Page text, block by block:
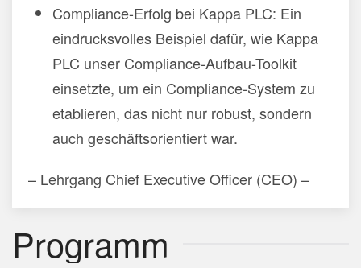
Compliance-Erfolg bei Kappa PLC: Ein
eindrucksvolles Beispiel dafür, wie Kappa
PLC unser Compliance-Aufbau-Toolkit
einsetzte, um ein Compliance-System zu
etablieren, das nicht nur robust, sondern
auch geschäftsorientiert war.
– Lehrgang Chief Executive Officer (CEO) –
Programm